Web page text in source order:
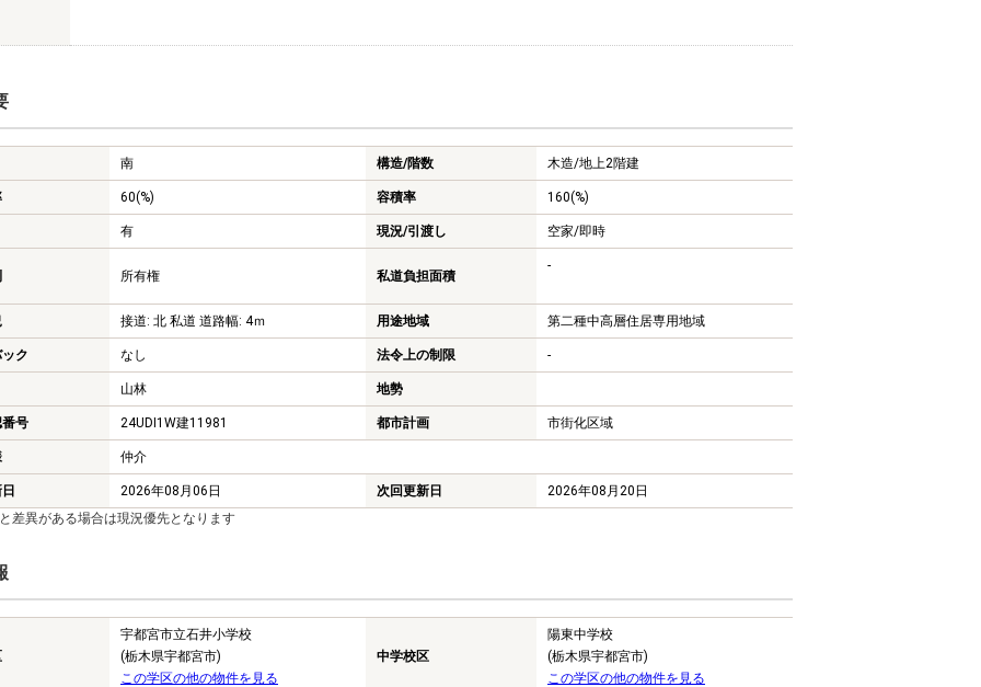
南 構造/階数 木造/地上2階建
60(%) 容積率 160(%)
有 現況/引渡し 空家/即時
所有権 私道負担面積
-
接道: 北 私道 道路幅: 4ｍ 用途地域 第二種中高層住居専用地域
ク なし 法令上の制限 -
山林 地勢
号 24UDI1W建11981 都市計画 市街化区域
仲介
2026年08月06日 次回更新日
2026年08月20日
差異がある場合は現況優先となります
宇都宮市立石井小学校
(栃木県宇都宮市)
この学区の他の物件を見る
中学校区
陽東中学校
(栃木県宇都宮市)
この学区の他の物件を見る